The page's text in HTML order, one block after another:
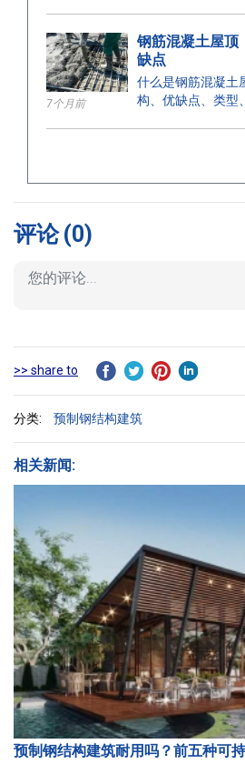
7个月前
钢筋混凝土屋顶
缺点
什么是钢筋混凝土
构、优缺点、类型
评论 (0)
>> share to
分类: 预制钢结构建筑
相关新闻:
预制钢结构建筑耐用吗？前五种可